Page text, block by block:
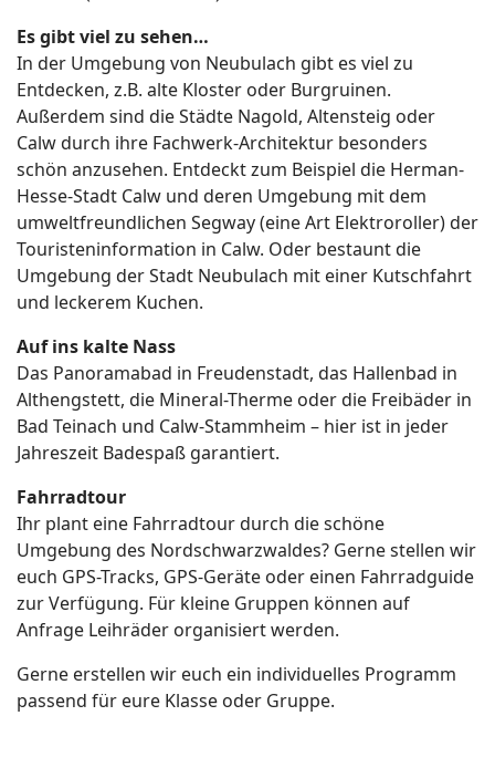
Es gibt viel zu sehen…
In der Umgebung von Neubulach gibt es viel zu
Entdecken, z.B. alte Kloster oder Burgruinen.
Außerdem sind die Städte Nagold, Altensteig oder
Calw durch ihre Fachwerk-Architektur besonders
schön anzusehen. Entdeckt zum Beispiel die Herman-
Hesse-Stadt Calw und deren Umgebung mit dem
umweltfreundlichen Segway (eine Art Elektroroller) der
Touristeninformation in Calw. Oder bestaunt die
Umgebung der Stadt Neubulach mit einer Kutschfahrt
und leckerem Kuchen.
Auf ins kalte Nass
Das Panoramabad in Freudenstadt, das Hallenbad in
Althengstett, die Mineral-Therme oder die Freibäder in
Bad Teinach und Calw-Stammheim – hier ist in jeder
Jahreszeit Badespaß garantiert.
Fahrradtour
Ihr plant eine Fahrradtour durch die schöne
Umgebung des Nordschwarzwaldes? Gerne stellen wir
euch GPS-Tracks, GPS-Geräte oder einen Fahrradguide
zur Verfügung. Für kleine Gruppen können auf
Anfrage Leihräder organisiert werden.
Gerne erstellen wir euch ein individuelles Programm
passend für eure Klasse oder Gruppe.